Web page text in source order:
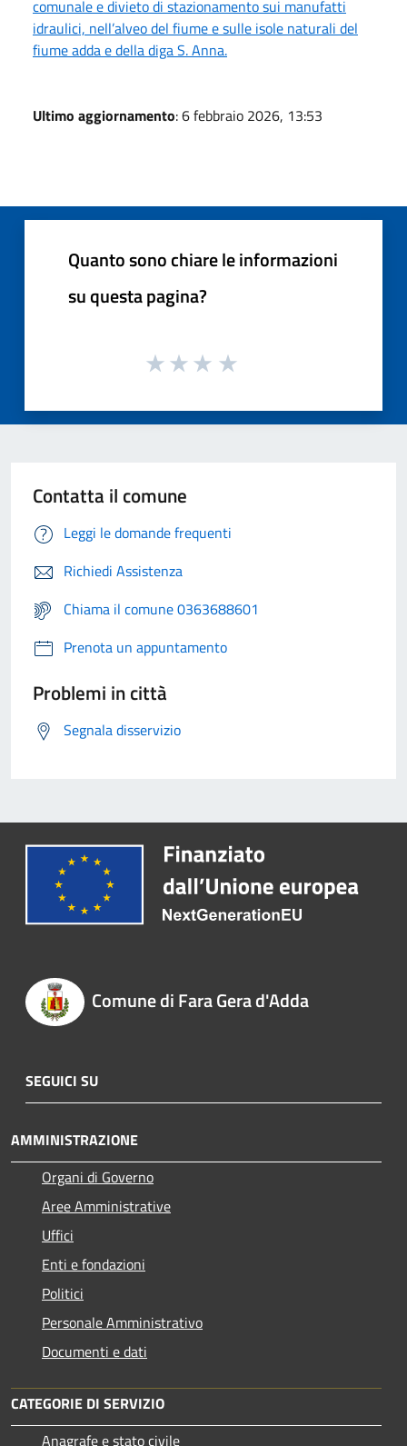
comunale e divieto di stazionamento sui manufatti
idraulici, nell’alveo del fiume e sulle isole naturali del
fiume adda e della diga S. Anna.
Ultimo aggiornamento: 6 febbraio 2026, 13:53
Quanto sono chiare le informazioni
su questa pagina?
Contatta il comune
Leggi le domande frequenti
Richiedi Assistenza
Chiama il comune 0363688601
Prenota un appuntamento
Problemi in città
Segnala disservizio
Comune di Fara Gera d'Adda
SEGUICI SU
AMMINISTRAZIONE
Organi di Governo
Aree Amministrative
Uffici
Enti e fondazioni
Politici
Personale Amministrativo
Documenti e dati
CATEGORIE DI SERVIZIO
Anagrafe e stato civile